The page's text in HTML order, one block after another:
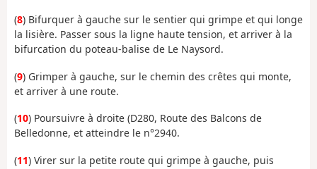
(8) Bifurquer à gauche sur le sentier qui grimpe et qui longe
la lisière. Passer sous la ligne haute tension, et arriver à la
bifurcation du poteau-balise de Le Naysord.
(9) Grimper à gauche, sur le chemin des crêtes qui monte,
et arriver à une route.
(10) Poursuivre à droite (D280, Route des Balcons de
Belledonne, et atteindre le n°2940.
(11) Virer sur la petite route qui grimpe à gauche, puis